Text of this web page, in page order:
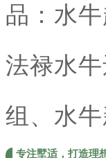
品：水
法禄水
组、水牛
专注墅适，打造理